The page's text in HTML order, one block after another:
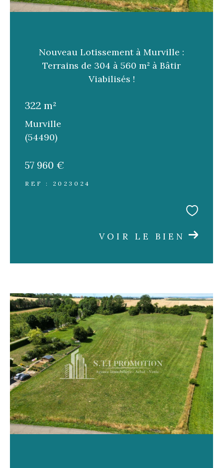
Nouveau Lotissement à Murville :
Terrains de 304 à 560 m² à Bâtir
Viabilisés !
322 m²
Murville
(54490)
57 960 €
REF : 2023024
VOIR LE BIEN